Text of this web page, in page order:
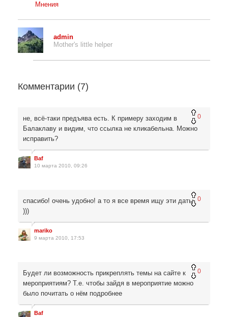
Мнения
admin
Mother's little helper
Комментарии (7)
0
не, всё-таки предъява есть. К примеру заходим в
Балаклаву и видим, что ссылка не кликабельна. Можно
исправить?
Baf
10 марта 2010, 09:26
0
спасибо! очень удобно! а то я все время ищу эти даты
)))
mariko
9 марта 2010, 17:53
0
Будет ли возможность прикреплять темы на сайте к
мероприятиям? Т.е. чтобы зайдя в мероприятие можно
было почитать о нём подробнее
Baf